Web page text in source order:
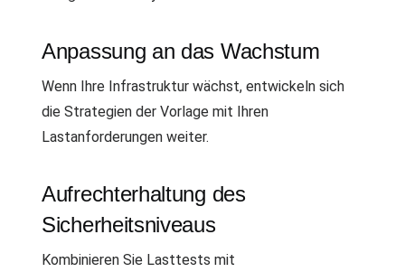
Anpassung an das Wachstum
Wenn Ihre Infrastruktur wächst, entwickeln sich
die Strategien der Vorlage mit Ihren
Lastanforderungen weiter.
Aufrechterhaltung des
Sicherheitsniveaus
Kombinieren Sie Lasttests mit